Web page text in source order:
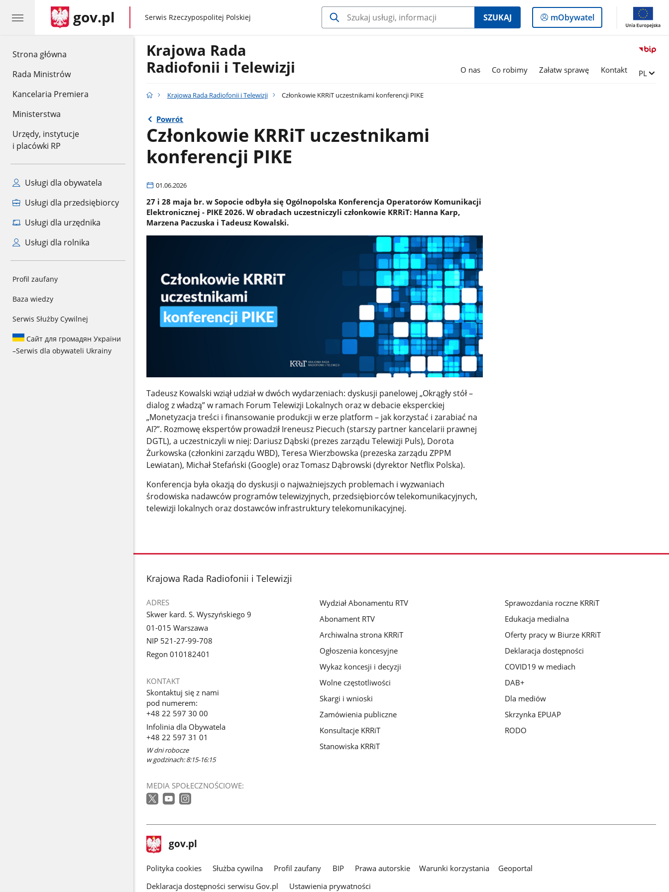
Strona główna
Rada Ministrów
Kancelaria Premiera
Ministerstwa
Urzędy, instytucje
i placówki RP
Usługi dla obywatela
Usługi dla przedsiębiorcy
Usługi dla urzędnika
Usługi dla rolnika
Profil zaufany
Baza wiedzy
Serwis Służby Cywilnej
Сайт для громадян України
–Serwis dla obywateli Ukrainy
gov.pl gov.pl
Serwis Rzeczypospolitej Polskiej SZUKAJ
Logowanie
do
mObywatel
Krajowa Rada
Radiofonii i Telewizji
O nas Co robimy Załatw sprawę Kontakt Zmień
PL
Krajowa Rada Radiofonii i Telewizji Członkowie KRRiT uczestnikami konferencji PIKE
Powrót
Członkowie KRRiT uczestnikami
konferencji PIKE
01.06.2026
27 i 28 maja br. w Sopocie odbyła się Ogólnopolska Konferencja Operatorów Komunikacji
Elektronicznej - PIKE 2026. W obradach uczestniczyli członkowie KRRiT: Hanna Karp,
Marzena Paczuska i Tadeusz Kowalski.
Tadeusz Kowalski wziął udział w dwóch wydarzeniach: dyskusji panelowej „Okrągły stół –
dialog z władzą” w ramach Forum Telewizji Lokalnych oraz w debacie eksperckiej
„Monetyzacja treści i finansowanie produkcji w erze platform – jak korzystać i zarabiać na
AI?”. Rozmowę ekspertów prowadził Ireneusz Piecuch (starszy partner kancelarii prawnej
DGTL), a uczestniczyli w niej: Dariusz Dąbski (prezes zarządu Telewizji Puls), Dorota
Żurkowska (członkini zarządu WBD), Teresa Wierzbowska (prezeska zarządu ZPPM
Lewiatan), Michał Stefański (Google) oraz Tomasz Dąbrowski (dyrektor Netflix Polska).
Konferencja była okazją do dyskusji o najważniejszych problemach i wyzwaniach
środowiska nadawców programów telewizyjnych, przedsiębiorców telekomunikacyjnych,
telewizji lokalnych oraz dostawców infrastruktury telekomunikacyjnej.
stopka
Krajowa Rada Radiofonii i Telewizji
ADRES
Skwer kard. S. Wyszyńskiego 9
01-015 Warszawa
NIP 521-27-99-708
Regon 010182401
KONTAKT
Skontaktuj się z nami
pod numerem:
+48 22 597 30 00
Infolinia dla Obywatela
+48 22 597 31 01
W dni robocze
w godzinach: 8:15-16:15
MEDIA SPOŁECZNOŚCIOWE:
Wydział Abonamentu RTV
Abonament RTV
Archiwalna strona KRRiT
Ogłoszenia koncesyjne
Wykaz koncesji i decyzji
Wolne częstotliwości
Skargi i wnioski
Zamówienia publiczne
Konsultacje KRRiT
Stanowiska KRRiT
Sprawozdania roczne KRRiT
Edukacja medialna
Oferty pracy w Biurze KRRiT
Deklaracja dostępności
COVID19 w mediach
DAB+
Dla mediów
Skrzynka EPUAP
RODO
stopka
gov.pl Strona
gov.pl
gov.pl
Polityka cookies Służba cywilna Profil zaufany BIP Prawa autorskie Warunki korzystania
Geoportal
Deklaracja dostępności serwisu Gov.pl
Ustawienia prywatności